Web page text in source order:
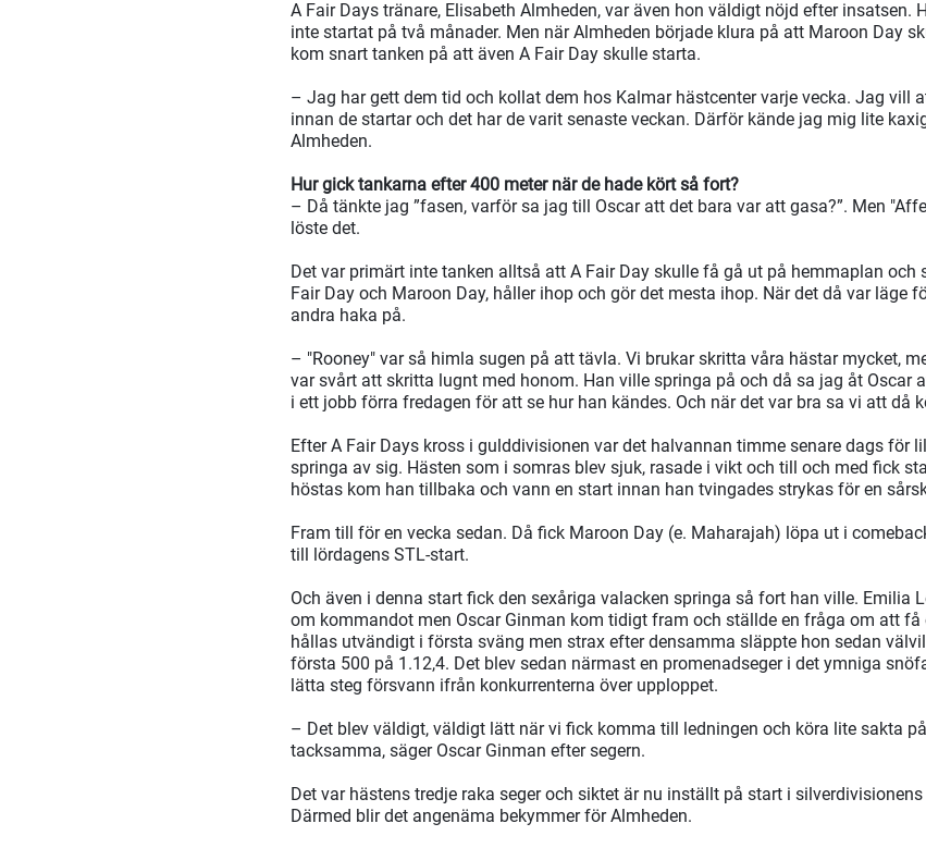
A Fair Days tränare, Elisabeth Almheden, var även hon väldigt nöjd efter insatsen.
inte startat på två månader. Men när Almheden började klura på att Maroon Day
kom snart tanken på att även A Fair Day skulle starta.
– Jag har gett dem tid och kollat dem hos Kalmar hästcenter varje vecka. Jag vill
innan de startar och det har de varit senaste veckan. Därför kände jag mig lite
Almheden.
Hur gick tankarna efter 400 meter när de hade kört så fort?
– Då tänkte jag ”fasen, varför sa jag till Oscar att det bara var att gasa?”. Men
löste det.
Det var primärt inte tanken alltså att A Fair Day skulle få gå ut på hemmaplan och
Fair Day och Maroon Day, håller ihop och gör det mesta ihop. När det då var läge
andra haka på.
– "Rooney" var så himla sugen på att tävla. Vi brukar skritta våra hästar mycket,
var svårt att skritta lugnt med honom. Han ville springa på och då sa jag åt Oscar
i ett jobb förra fredagen för att se hur han kändes. Och när det var bra sa vi att då
Efter A Fair Days kross i gulddivisionen var det halvannan timme senare dags för
springa av sig. Hästen som i somras blev sjuk, rasade i vikt och till och med fick
höstas kom han tillbaka och vann en start innan han tvingades strykas för en
Fram till för en vecka sedan. Då fick Maroon Day (e. Maharajah) löpa ut i
till lördagens STL-start.
Och även i denna start fick den sexåriga valacken springa så fort han ville. Emilia
om kommandot men Oscar Ginman kom tidigt fram och ställde en fråga om att
hållas utvändigt i första sväng men strax efter densamma släppte hon sedan
första 500 på 1.12,4. Det blev sedan närmast en promenadseger i det ymniga
lätta steg försvann ifrån konkurrenterna över upploppet.
– Det blev väldigt, väldigt lätt när vi fick komma till ledningen och köra lite sakta
tacksamma, säger Oscar Ginman efter segern.
Det var hästens tredje raka seger och siktet är nu inställt på start i
Därmed blir det angenäma bekymmer för Almheden.